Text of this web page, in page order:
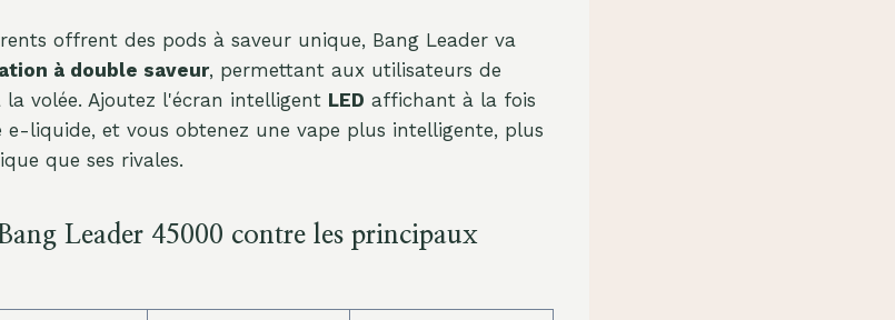
offrent des pods à saveur unique, Bang Leader va
à double saveur, permettant aux utilisateurs de
volée. Ajoutez l'écran intelligent LED affichant à la fois
e-liquide, et vous obtenez une vape plus intelligente, plus
que ses rivales.
Leader 45000 contre les principaux